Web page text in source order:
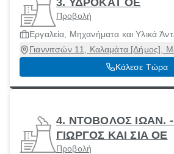
Προβολή
Εργαλεία, Μηχανήματα και Υλικά
Γιαννιτσών 11, Καλαμάτα [Δήμος],
Κάλεσε Τώρα
4. ΝΤΟΒΟΛΟΣ ΙΩΑΝ. -
ΓΙΩΡΓΟΣ ΚΑΙ ΣΙΑ ΟΕ
Προβολή